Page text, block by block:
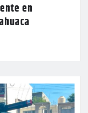
en